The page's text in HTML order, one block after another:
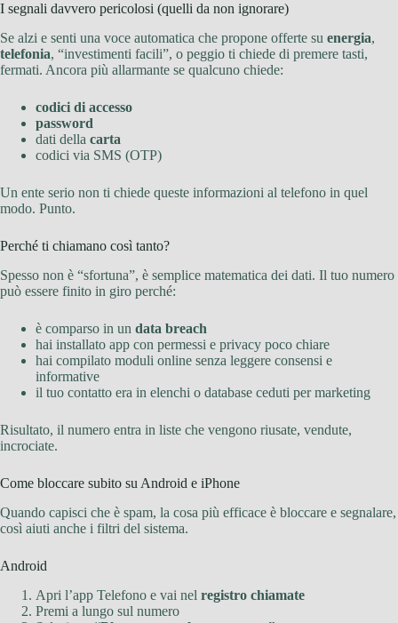
I segnali davvero pericolosi (quelli da non ignorare)
Se alzi e senti una voce automatica che propone offerte su energia,
telefonia, “investimenti facili”, o peggio ti chiede di premere tasti,
fermati. Ancora più allarmante se qualcuno chiede:
codici di accesso
password
dati della carta
codici via SMS (OTP)
Un ente serio non ti chiede queste informazioni al telefono in quel
modo. Punto.
Perché ti chiamano così tanto?
Spesso non è “sfortuna”, è semplice matematica dei dati. Il tuo numero
può essere finito in giro perché:
è comparso in un data breach
hai installato app con permessi e privacy poco chiare
hai compilato moduli online senza leggere consensi e
informative
il tuo contatto era in elenchi o database ceduti per marketing
Risultato, il numero entra in liste che vengono riusate, vendute,
incrociate.
Come bloccare subito su Android e iPhone
Quando capisci che è spam, la cosa più efficace è bloccare e segnalare,
così aiuti anche i filtri del sistema.
Android
Apri l’app Telefono e vai nel registro chiamate
Premi a lungo sul numero